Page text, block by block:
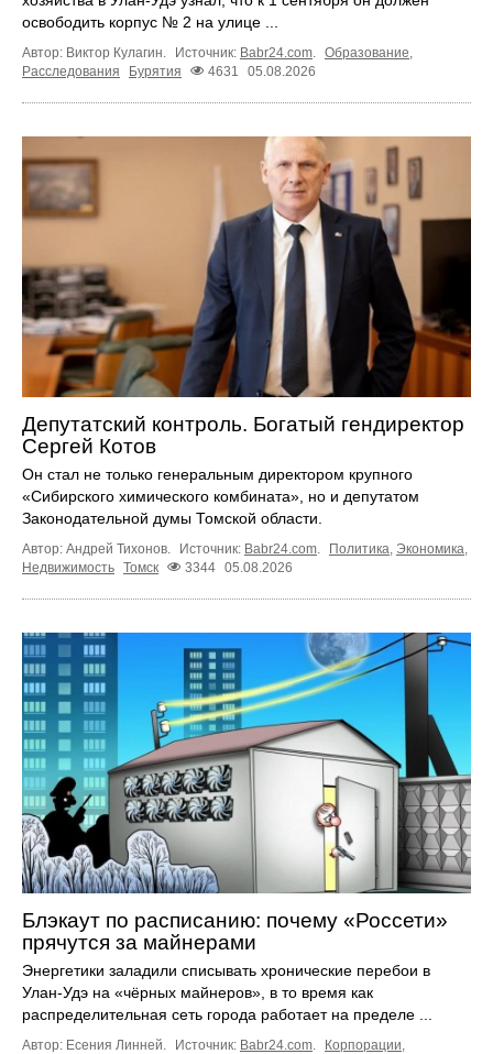
освободить корпус № 2 на улице ...
Автор: Виктор Кулагин. Источник: Babr24.com. Образование,
Расследования
Бурятия 4631 05.08.2026
Депутатский контроль. Богатый гендиректор
Сергей Котов
Он стал не только генеральным директором крупного
«Сибирского химического комбината», но и депутатом
Законодательной думы Томской области.
Автор: Андрей Тихонов. Источник: Babr24.com. Политика, Экономика,
Недвижимость Томск 3344 05.08.2026
Блэкаут по расписанию: почему «Россети»
прячутся за майнерами
Энергетики заладили списывать хронические перебои в
Улан-Удэ на «чёрных майнеров», в то время как
распределительная сеть города работает на пределе ...
Автор: Есения Линней. Источник: Babr24.com. Корпорации,